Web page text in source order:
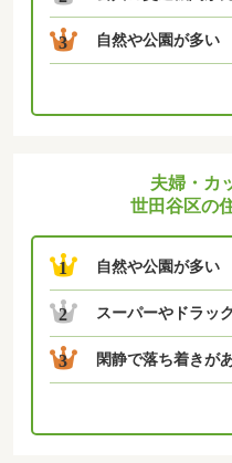
3 自然や公園が多い
夫婦・カ
世田谷区の
1 自然や公園が多い
2 スーパーやドラッ
3 閑静で落ち着きが